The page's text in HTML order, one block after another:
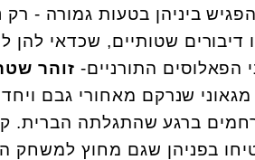
ביניהן בטעות גמורה - רק
שטותיים, שכדאי להן
הפאלוסים התורניים- זוהר
שנרקם מאחורי גבם
ברגע שהתגלתה הברית.
בפניהן שגם מחוץ למשחק